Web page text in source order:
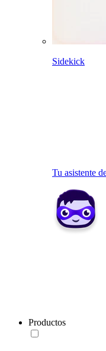
Sidekick
Tu asistente
Productos